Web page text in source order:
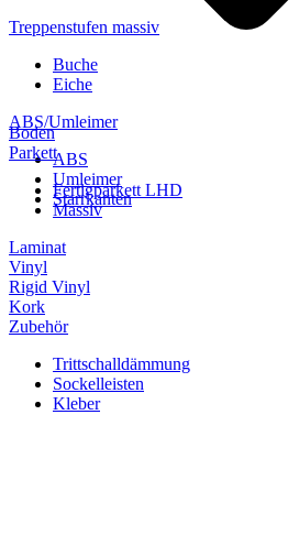
Treppenstufen massiv
Buche
Eiche
ABS/Umleimer
ABS
Umleimer
Starrkanten
Boden
Parkett
Fertigparkett LHD
Massiv
Laminat
Vinyl
Rigid Vinyl
Kork
Zubehör
Trittschalldämmung
Sockelleisten
Kleber